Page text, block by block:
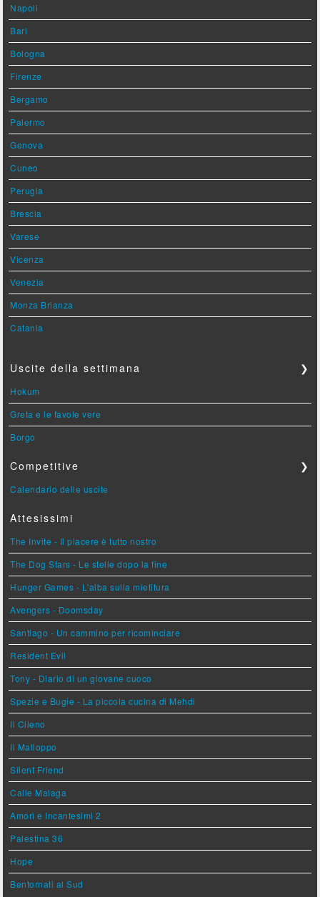
Napoli
Bari
Bologna
Firenze
Bergamo
Palermo
Genova
Cuneo
Perugia
Brescia
Varese
Vicenza
Venezia
Monza Brianza
Catania
Uscite della settimana ❯
Hokum
Greta e le favole vere
Borgo
Competitive ❯
Calendario delle uscite
Attesissimi
The Invite - Il piacere è tutto nostro
The Dog Stars - Le stelle dopo la fine
Hunger Games - L'alba sulla mietitura
Avengers - Doomsday
Santiago - Un cammino per ricominciare
Resident Evil
Tony - Diario di un giovane cuoco
Spezie e Bugie - La piccola cucina di Mehdi
Il Cileno
Il Malloppo
Silent Friend
Calle Malaga
Amori e Incantesimi 2
Palestina 36
Hope
Bentornati al Sud